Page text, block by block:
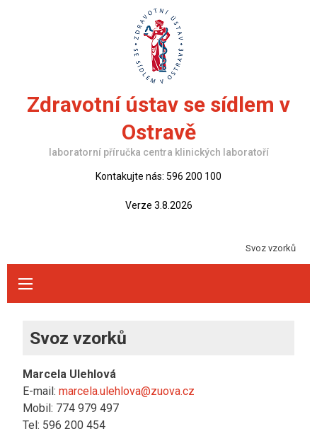
Zdravotní ústav se sídlem v
Ostravě
laboratorní příručka centra klinických laboratoří
Kontakujte nás: 596 200 100
Verze 3.8.2026
Svoz vzorků
Svoz vzorků
Marcela Ulehlová
E-mail:marcela.ulehlova@zuova.cz
Mobil: 774 979 497
Tel: 596 200 454